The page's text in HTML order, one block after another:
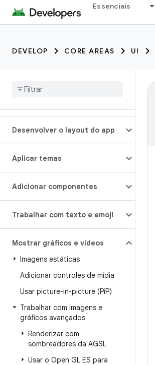
Essenciais
DEVELOP CORE AREAS UI
Desenvolver o layout do app
Aplicar temas
Adicionar componentes
Trabalhar com texto e emoji
Mostrar gráficos e vídeos
Imagens estáticas
Adicionar controles de mídia
Usar picture-in-picture (PiP)
Trabalhar com imagens e
gráficos avançados
Renderizar com
sombreadores da AGSL
Usar o Open GL ES para